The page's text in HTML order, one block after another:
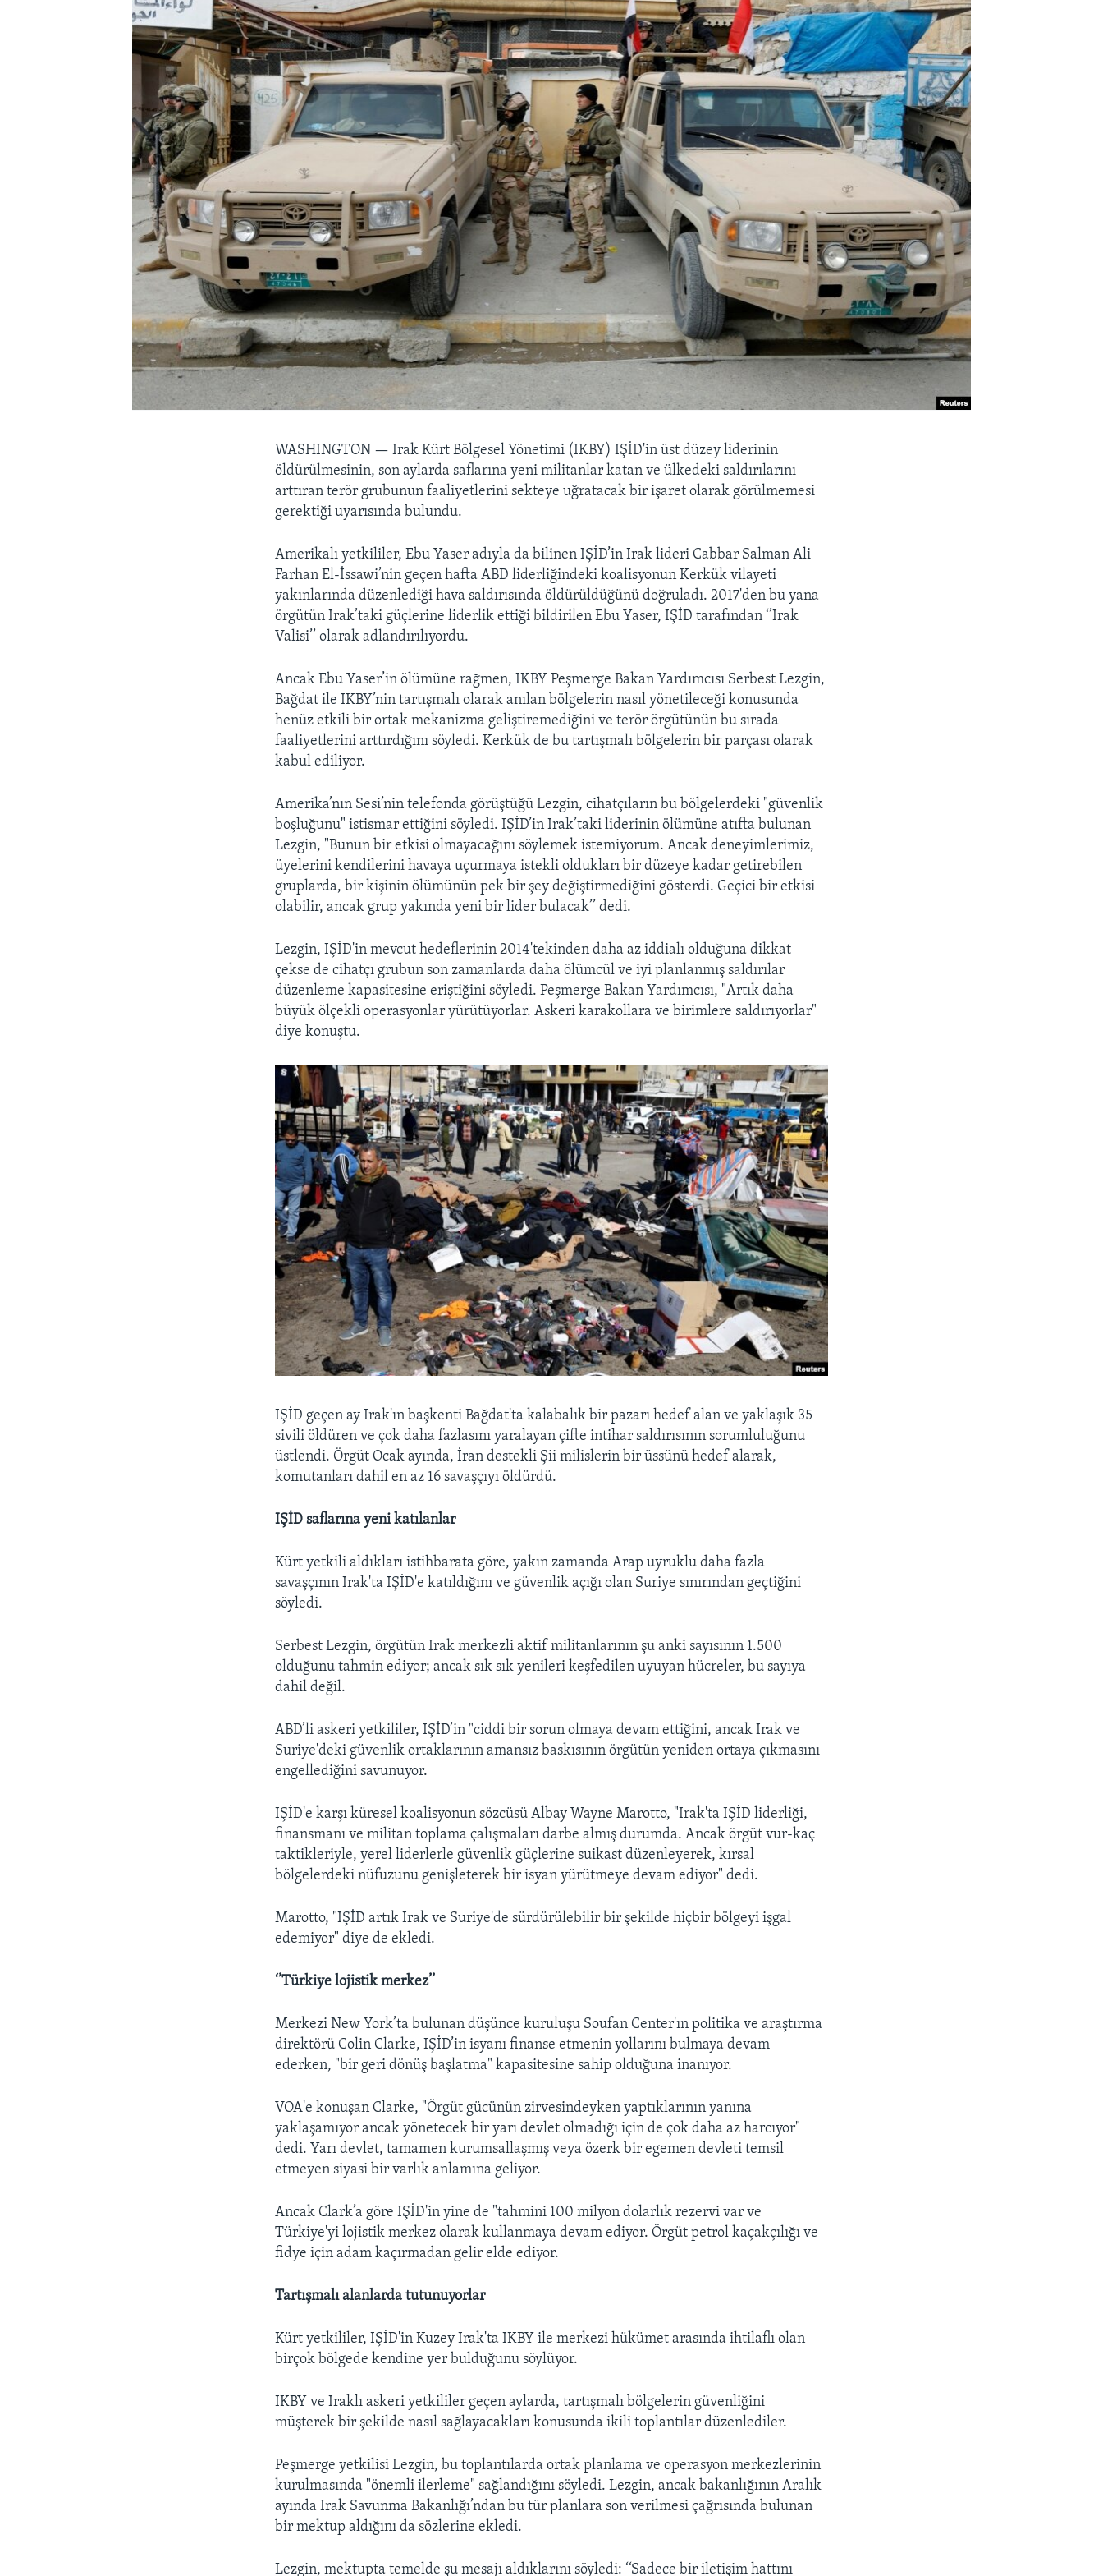
WASHINGTON —Irak Kürt Bölgesel Yönetimi (IKBY) IŞİD'in üst düzey liderinin
öldürülmesinin, son aylarda saflarına yeni militanlar katan ve ülkedeki saldırılarını
arttıran terör grubunun faaliyetlerini sekteye uğratacak bir işaret olarak görülmemesi
gerektiği uyarısında bulundu.
Amerikalı yetkililer, Ebu Yaser adıyla da bilinen IŞİD’in Irak lideri Cabbar Salman Ali
Farhan El-İssawi’nin geçen hafta ABD liderliğindeki koalisyonun Kerkük vilayeti
yakınlarında düzenlediği hava saldırısında öldürüldüğünü doğruladı. 2017'den bu yana
örgütün Irak’taki güçlerine liderlik ettiği bildirilen Ebu Yaser, IŞİD tarafından ‘’Irak
Valisi’’ olarak adlandırılıyordu.
Ancak Ebu Yaser’in ölümüne rağmen, IKBY Peşmerge Bakan Yardımcısı Serbest Lezgin,
Bağdat ile IKBY’nin tartışmalı olarak anılan bölgelerin nasıl yönetileceği konusunda
henüz etkili bir ortak mekanizma geliştiremediğini ve terör örgütünün bu sırada
faaliyetlerini arttırdığını söyledi. Kerkük de bu tartışmalı bölgelerin bir parçası olarak
kabul ediliyor.
Amerika’nın Sesi’nin telefonda görüştüğü Lezgin, cihatçıların bu bölgelerdeki "güvenlik
boşluğunu" istismar ettiğini söyledi. IŞİD’in Irak’taki liderinin ölümüne atıfta bulunan
Lezgin, "Bunun bir etkisi olmayacağını söylemek istemiyorum. Ancak deneyimlerimiz,
üyelerini kendilerini havaya uçurmaya istekli oldukları bir düzeye kadar getirebilen
gruplarda, bir kişinin ölümünün pek bir şey değiştirmediğini gösterdi. Geçici bir etkisi
olabilir, ancak grup yakında yeni bir lider bulacak’’ dedi.
Lezgin, IŞİD'in mevcut hedeflerinin 2014'tekinden daha az iddialı olduğuna dikkat
çekse de cihatçı grubun son zamanlarda daha ölümcül ve iyi planlanmış saldırılar
düzenleme kapasitesine eriştiğini söyledi. Peşmerge Bakan Yardımcısı, "Artık daha
büyük ölçekli operasyonlar yürütüyorlar. Askeri karakollara ve birimlere saldırıyorlar"
diye konuştu.
IŞİD geçen ay Irak'ın başkenti Bağdat'ta kalabalık bir pazarı hedef alan ve yaklaşık 35
sivili öldüren ve çok daha fazlasını yaralayan çifte intihar saldırısının sorumluluğunu
üstlendi. Örgüt Ocak ayında, İran destekli Şii milislerin bir üssünü hedef alarak,
komutanları dahil en az 16 savaşçıyı öldürdü.
IŞİD saflarına yeni katılanlar
Kürt yetkili aldıkları istihbarata göre, yakın zamanda Arap uyruklu daha fazla
savaşçının Irak'ta IŞİD'e katıldığını ve güvenlik açığı olan Suriye sınırından geçtiğini
söyledi.
Serbest Lezgin, örgütün Irak merkezli aktif militanlarının şu anki sayısının 1.500
olduğunu tahmin ediyor; ancak sık sık yenileri keşfedilen uyuyan hücreler, bu sayıya
dahil değil.
ABD’li askeri yetkililer, IŞİD’in "ciddi bir sorun olmaya devam ettiğini, ancak Irak ve
Suriye'deki güvenlik ortaklarının amansız baskısının örgütün yeniden ortaya çıkmasını
engellediğini savunuyor.
IŞİD'e karşı küresel koalisyonun sözcüsü Albay Wayne Marotto, "Irak'ta IŞİD liderliği,
finansmanı ve militan toplama çalışmaları darbe almış durumda. Ancak örgüt vur-kaç
taktikleriyle, yerel liderlerle güvenlik güçlerine suikast düzenleyerek, kırsal
bölgelerdeki nüfuzunu genişleterek bir isyan yürütmeye devam ediyor" dedi.
Marotto, "IŞİD artık Irak ve Suriye'de sürdürülebilir bir şekilde hiçbir bölgeyi işgal
edemiyor" diye de ekledi.
‘’Türkiye lojistik merkez’’
Merkezi New York’ta bulunan düşünce kuruluşu Soufan Center'ın politika ve araştırma
direktörü Colin Clarke, IŞİD’in isyanı finanse etmenin yollarını bulmaya devam
ederken, "bir geri dönüş başlatma" kapasitesine sahip olduğuna inanıyor.
VOA'e konuşan Clarke, "Örgüt gücünün zirvesindeyken yaptıklarının yanına
yaklaşamıyor ancak yönetecek bir yarı devlet olmadığı için de çok daha az harcıyor"
dedi. Yarı devlet, tamamen kurumsallaşmış veya özerk bir egemen devleti temsil
etmeyen siyasi bir varlık anlamına geliyor.
Ancak Clark’a göre IŞİD'in yine de "tahmini 100 milyon dolarlık rezervi var ve
Türkiye'yi lojistik merkez olarak kullanmaya devam ediyor. Örgüt petrol kaçakçılığı ve
fidye için adam kaçırmadan gelir elde ediyor.
Tartışmalı alanlarda tutunuyorlar
Kürt yetkililer, IŞİD'in Kuzey Irak'ta IKBY ile merkezi hükümet arasında ihtilaflı olan
birçok bölgede kendine yer bulduğunu söylüyor.
IKBY ve Iraklı askeri yetkililer geçen aylarda, tartışmalı bölgelerin güvenliğini
müşterek bir şekilde nasıl sağlayacakları konusunda ikili toplantılar düzenlediler.
Peşmerge yetkilisi Lezgin, bu toplantılarda ortak planlama ve operasyon merkezlerinin
kurulmasında "önemli ilerleme" sağlandığını söyledi. Lezgin, ancak bakanlığının Aralık
ayında Irak Savunma Bakanlığı’ndan bu tür planlara son verilmesi çağrısında bulunan
bir mektup aldığını da sözlerine ekledi.
Lezgin, mektupta temelde şu mesajı aldıklarını söyledi: ‘‘Sadece bir iletişim hattını